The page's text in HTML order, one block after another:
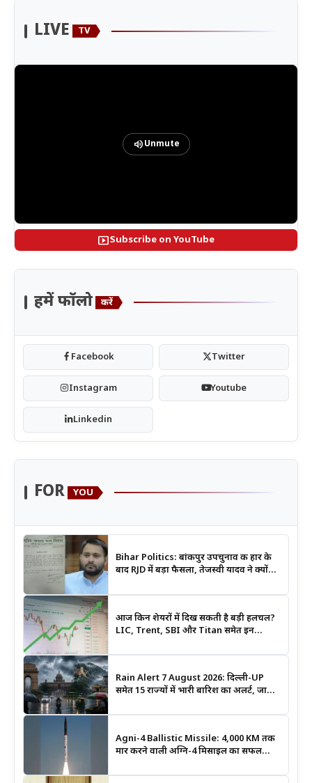
LIVE TV
volume_upUnmute
smart_displaySubscribe on YouTube
हमें फॉलो करें
Facebook Twitter
Instagram Youtube
Linkedin
FOR YOU
Bihar Politics: बांकीपुर उपचुनाव की हार के
बाद RJD में बड़ा फैसला, तेजस्वी यादव ने क्यों
आज किन शेयरों में दिख सकती है बड़ी हलचल?
LIC, Trent, SBI और Titan समेत इन
Rain Alert 7 August 2026: दिल्ली-UP
समेत 15 राज्यों में भारी बारिश का अलर्ट, जानिए
Agni-4 Ballistic Missile: 4,000 KM तक
मार करने वाली अग्नि-4 मिसाइल का सफल
मजबूत